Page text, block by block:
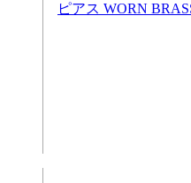
ピアス WORN